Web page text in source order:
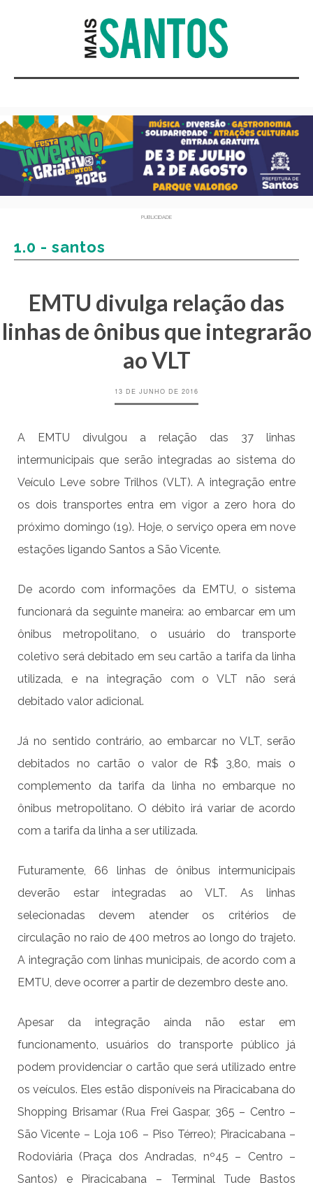
PUBLICIDADE
1.0 - santos
EMTU divulga relação das
linhas de ônibus que integrarão
ao VLT
13 DE JUNHO DE 2016
A EMTU divulgou a relação das 37 linhas
intermunicipais que serão integradas ao sistema do
Veículo Leve sobre Trilhos (VLT). A integração entre
os dois transportes entra em vigor a zero hora do
próximo domingo (19). Hoje, o serviço opera em nove
estações ligando Santos a São Vicente.
De acordo com informações da EMTU, o sistema
funcionará da seguinte maneira: ao embarcar em um
ônibus metropolitano, o usuário do transporte
coletivo será debitado em seu cartão a tarifa da linha
utilizada, e na integração com o VLT não será
debitado valor adicional.
Já no sentido contrário, ao embarcar no VLT, serão
debitados no cartão o valor de R$ 3,80, mais o
complemento da tarifa da linha no embarque no
ônibus metropolitano. O débito irá variar de acordo
com a tarifa da linha a ser utilizada.
Futuramente, 66 linhas de ônibus intermunicipais
deverão estar integradas ao VLT. As linhas
selecionadas devem atender os critérios de
circulação no raio de 400 metros ao longo do trajeto.
A integração com linhas municipais, de acordo com a
EMTU, deve ocorrer a partir de dezembro deste ano.
Apesar da integração ainda não estar em
funcionamento, usuários do transporte público já
podem providenciar o cartão que será utilizado entre
os veículos. Eles estão disponíveis na Piracicabana do
Shopping Brisamar (Rua Frei Gaspar, 365 – Centro –
São Vicente – Loja 106 – Piso Térreo); Piracicabana –
Rodoviária (Praça dos Andradas, nº45 – Centro –
Santos) e Piracicabana – Terminal Tude Bastos